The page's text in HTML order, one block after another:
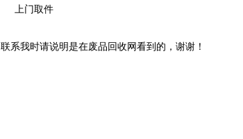
上门取件
联系我时请说明是在废品回收网看到的，谢谢！